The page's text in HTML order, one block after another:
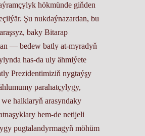
hökmünde giňden
Şu nukdaýnazardan, bu
baky Bitarap
— bedew batly at-myradyň
has-da uly ähmiýete
Prezidentimiziň nygtaýşy
parahatçylygy,
halklaryň arasyndaky
hem-de netijeli
pugtalandyrmagyň möhüm